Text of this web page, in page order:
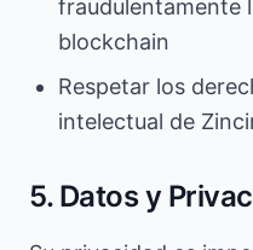
fraudulentamente
blockchain
Respetar los
intelectual de
5. Datos y